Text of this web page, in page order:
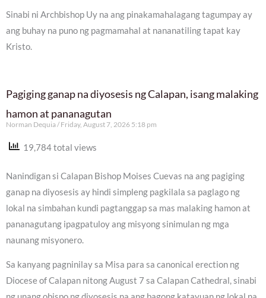
Sinabi ni Archbishop Uy na ang pinakamahalagang tagumpay ay
ang buhay na puno ng pagmamahal at nananatiling tapat kay
Kristo.
Pagiging ganap na diyosesis ng Calapan, isang malaking
hamon at pananagutan
Norman Dequia Friday, August 7, 2026 5:18 pm
19,784 total views
Nanindigan si Calapan Bishop Moises Cuevas na ang pagiging
ganap na diyosesis ay hindi simpleng pagkilala sa paglago ng
lokal na simbahan kundi pagtanggap sa mas malaking hamon at
pananagutang ipagpatuloy ang misyong sinimulan ng mga
naunang misyonero.
Sa kanyang pagninilay sa Misa para sa canonical erection ng
Diocese of Calapan nitong August 7 sa Calapan Cathedral, sinabi